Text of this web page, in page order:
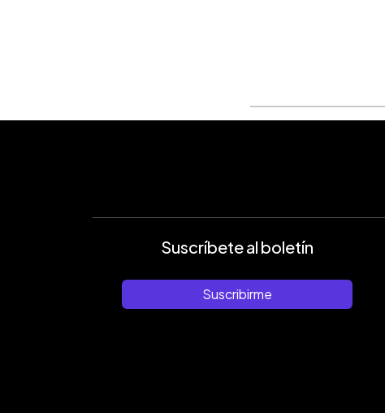
Suscríbete al boletín
Suscribirme